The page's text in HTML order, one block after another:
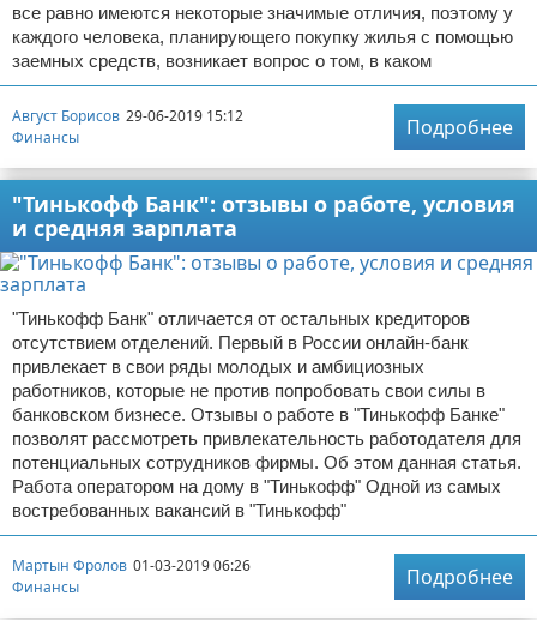
все равно имеются некоторые значимые отличия, поэтому у
каждого человека, планирующего покупку жилья с помощью
заемных средств, возникает вопрос о том, в каком
Август Борисов 29-06-2019 15:12
Финансы
Подробнее
"Тинькофф Банк": отзывы о работе, условия
и средняя зарплата
"Тинькофф Банк" отличается от остальных кредиторов
отсутствием отделений. Первый в России онлайн-банк
привлекает в свои ряды молодых и амбициозных
работников, которые не против попробовать свои силы в
банковском бизнесе. Отзывы о работе в "Тинькофф Банке"
позволят рассмотреть привлекательность работодателя для
потенциальных сотрудников фирмы. Об этом данная статья.
Работа оператором на дому в "Тинькофф" Одной из самых
востребованных вакансий в "Тинькофф"
Мартын Фролов 01-03-2019 06:26
Финансы
Подробнее